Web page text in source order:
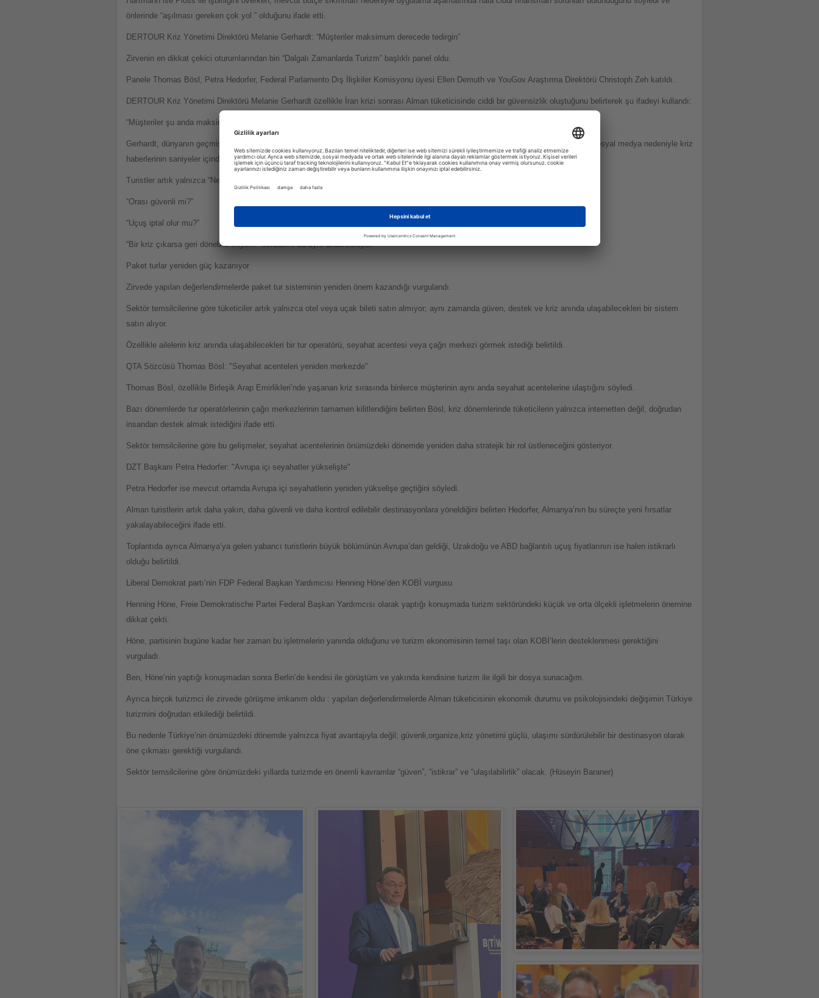
önlerinde “aşılması gereken çok yol ” olduğunu ifade etti.
DERTOUR Kriz Yönetimi Direktörü Melanie Gerhardt: “Müşteriler maksimum derecede tedirgin”
Zirvenin en dikkat çekici oturumlarından biri “Dalgalı Zamanlarda Turizm” başlıklı panel oldu.
Panele Thomas Bösl, Petra Hedorfer, Federal Parlamento Dış İlişkiler Komisyonu üyesi Ellen Demuth ve YouGov Araştırma Direktörü Christoph Zeh katıldı.
DERTOUR Kriz Yönetimi Direktörü Melanie Gerhardt özellikle İran krizi sonrası Alman tüketicisinde ciddi bir güvensizlik oluştuğunu belirterek şu ifadeyi kullandı:
“Müşteriler şu anda maksimum derecede tedirgin.”
Gerhardt, dünyanın geçmişe göre mutlaka daha tehlikeli olmadığını ancak gelişmelerin çok daha hızlı yaşandığını söyledi. Özellikle sosyal medya nedeniyle kriz
haberlerinin saniyeler içinde milyonlarca kişiye ulaştığı ve bunun rezervasyon davranışlarını doğrudan etkilediği ifade edildi.
Turistler artık yalnızca “Nereye gideceğim?” sorusunu değil;
“Orası güvenli mi?”
“Uçuş iptal olur mu?”
“Bir kriz çıkarsa geri dönebilir miyim?” sorularını da aynı anda soruyor.
Paket turlar yeniden güç kazanıyor
Zirvede yapılan değerlendirmelerde paket tur sisteminin yeniden önem kazandığı vurgulandı.
Sektör temsilcilerine göre tüketiciler artık yalnızca otel veya uçak bileti satın almıyor; aynı zamanda güven, destek ve kriz anında ulaşabilecekleri bir sistem
satın alıyor.
Özellikle ailelerin kriz anında ulaşabilecekleri bir tur operatörü, seyahat acentesi veya çağrı merkezi görmek istediği belirtildi.
QTA Sözcüsü Thomas Bösl: "Seyahat acenteleri yeniden merkezde"
Thomas Bösl, özellikle Birleşik Arap Emirlikleri’nde yaşanan kriz sırasında binlerce müşterinin aynı anda seyahat acentelerine ulaştığını söyledi.
Bazı dönemlerde tur operatörlerinin çağrı merkezlerinin tamamen kilitlendiğini belirten Bösl, kriz dönemlerinde tüketicilerin yalnızca internetten değil, doğrudan
insandan destek almak istediğini ifade etti.
Sektör temsilcilerine göre bu gelişmeler, seyahat acentelerinin önümüzdeki dönemde yeniden daha stratejik bir rol üstleneceğini gösteriyor.
DZT Başkanı Petra Hedorfer: "Avrupa içi seyahatler yükselişte"
Petra Hedorfer ise mevcut ortamda Avrupa içi seyahatlerin yeniden yükselişe geçtiğini söyledi.
Alman turistlerin artık daha yakın, daha güvenli ve daha kontrol edilebilir destinasyonlara yöneldiğini belirten Hedorfer, Almanya’nın bu süreçte yeni fırsatlar
yakalayabileceğini ifade etti.
Toplantıda ayrıca Almanya’ya gelen yabancı turistlerin büyük bölümünün Avrupa’dan geldiği, Uzakdoğu ve ABD bağlantılı uçuş fiyatlarının ise halen istikrarlı
olduğu belirtildi.
Liberal Demokrat partı’nin FDP Federal Başkan Yardımcısı Henning Höne’den KOBİ vurgusu
Henning Höne, Freie Demokratische Partei Federal Başkan Yardımcısı olarak yaptığı konuşmada turizm sektöründeki küçük ve orta ölçekli işletmelerin önemine
dikkat çekti.
Höne, partisinin bugüne kadar her zaman bu işletmelerin yanında olduğunu ve turizm ekonomisinin temel taşı olan KOBİ’lerin desteklenmesi gerektiğini
vurguladı.
Ben, Höne’nin yaptığı konuşmadan sonra Berlin’de kendisi ile görüştüm ve yakında kendisine turizm ile ilgili bir dosya sunacağım.
Ayrıca birçok turizmci ile zirvede görüşme imkanım oldu : yapılan değerlendirmelerde Alman tüketicisinin ekonomik durumu ve psikolojisindeki değişimin Türkiye
turizmini doğrudan etkilediği belirtildi.
Bu nedenle Türkiye’nin önümüzdeki dönemde yalnızca fiyat avantajıyla değil; güvenli,organize,kriz yönetimi güçlü, ulaşımı sürdürülebilir bir destinasyon olarak
öne çıkması gerektiği vurgulandı.
Sektör temsilcilerine göre önümüzdeki yıllarda turizmde en önemli kavramlar “güven”, “istikrar” ve “ulaşılabilirlik” olacak. (Hüseyin Baraner)
Oku
Oku